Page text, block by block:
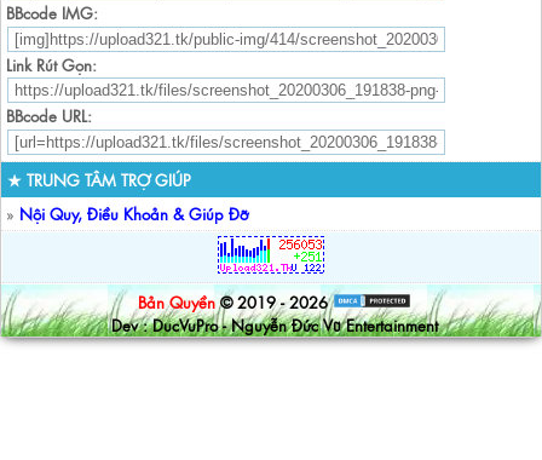
BBcode IMG:
Link Rút Gọn:
BBcode URL:
★ TRUNG TÂM TRỢ GIÚP
» Nội Quy, Điều Khoản & Giúp Đỡ
Bản Quyền © 2019 - 2026
Dev : DucVuPro - Nguyễn Đức Vũ Entertainment